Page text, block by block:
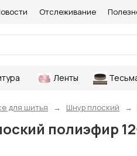
Отслеживание
Ленты
для шитья Шнур плоский
полиэфир